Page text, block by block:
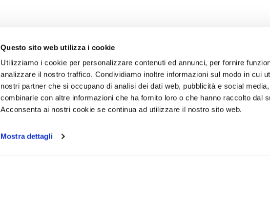
Questo sito web utilizza i cookie
Utilizziamo i cookie per personalizzare contenuti ed annunci, per fornire
analizzare il nostro traffico. Condividiamo inoltre informazioni sul modo in cui
nostri partner che si occupano di analisi dei dati web, pubblicità e social
combinarle con altre informazioni che ha fornito loro o che hanno raccolto dal
Acconsenta ai nostri cookie se continua ad utilizzare il nostro sito web.
Mostra dettagli